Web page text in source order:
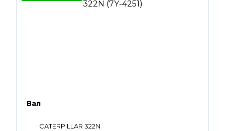
Вал
CATERPILLAR 322N